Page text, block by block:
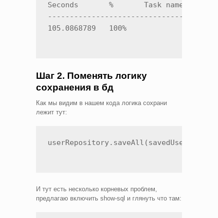
Seconds       %       Task name
105.0868789   100%
Шаг 2. Поменять логику
сохранения в бд
Как мы видим в нашем кода логика сохрани
лежит тут:
userRepository.saveAll(savedUsers);
И тут есть несколько корневых проблем,
предлагаю включить show-sql и глянуть что там: